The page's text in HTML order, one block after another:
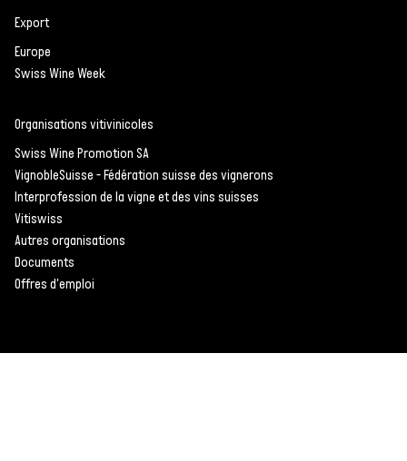
et efficace de circuit
fermé de bouteilles
La cave de l’État du
Valais appliquera ce
modèle précurseur
Export
Europe
Swiss Wine Week
Organisations vitivinicoles
Swiss Wine Promotion SA
VignobleSuisse - Fédération suisse des vignerons
Interprofession de la vigne et des vins suisses
Vitiswiss
Autres organisations
Documents
Offres d'emploi